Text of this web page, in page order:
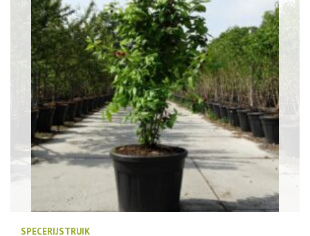
SPECERIJSTRUIK